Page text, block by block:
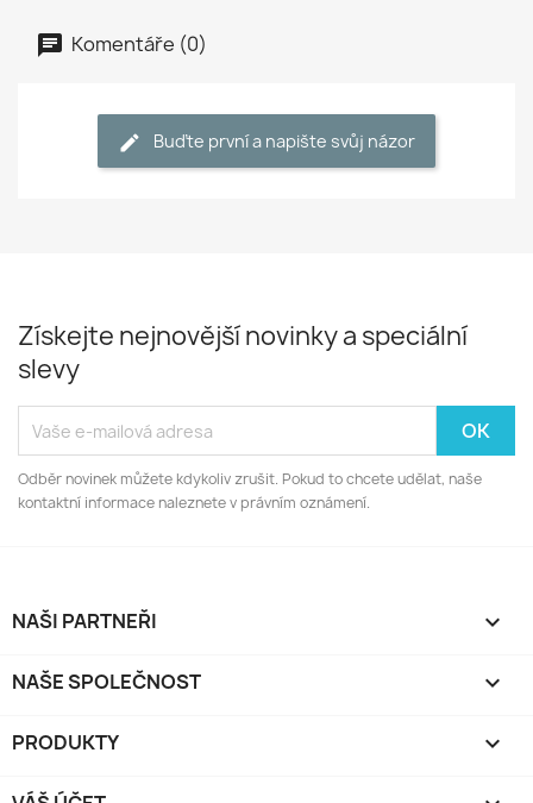
Komentáře (0)
Buďte první a napište svůj názor
Získejte nejnovější novinky a speciální
slevy
Odběr novinek můžete kdykoliv zrušit. Pokud to chcete udělat, naše
kontaktní informace naleznete v právním oznámení.
NAŠI PARTNEŘI 
NAŠE SPOLEČNOST 
PRODUKTY 